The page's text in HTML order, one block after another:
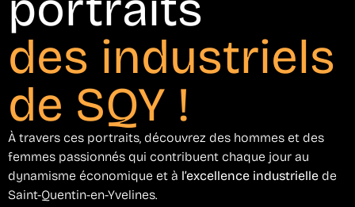
des industriels
de SQY !
À travers ces portraits, découvrez des hommes et des
femmes passionnés qui contribuent chaque jour au
dynamisme économique et à l’excellence industrielle de
Saint-Quentin-en-Yvelines.